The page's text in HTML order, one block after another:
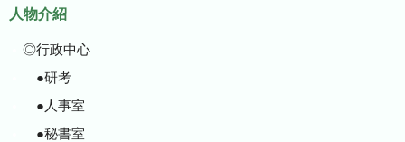
人物介紹
◎行政中心
●研考
●人事室
●秘書室